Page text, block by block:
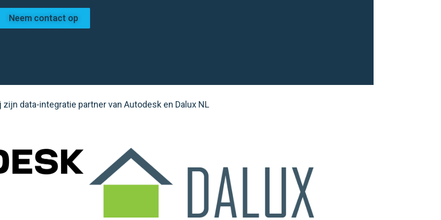
Neem contact op
zijn data-integratie partner van Autodesk en Dalux NL